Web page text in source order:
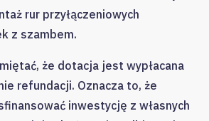
rur przyłączeniowych
z szambem.
że dotacja jest wypłacana
refundacji. Oznacza to, że
inwestycję z własnych